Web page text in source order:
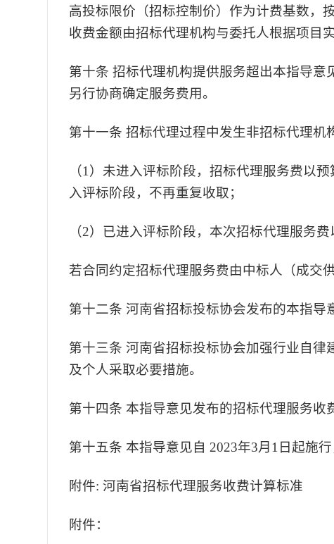
高投标限价（招标控制价）作为计费基数，
收费金额由招标代理机构与委托人根据项目
第十条 招标代理机构提供服务超出本指导意
另行协商确定服务费用。
第十一条 招标代理过程中发生非招标代理机
（1）未进入评标阶段，招标代理服务费以
入评标阶段，不再重复收取；
（2）已进入评标阶段，本次招标代理服务
若合同约定招标代理服务费由中标人（成交
第十二条 河南省招标投标协会发布的本指导
第十三条 河南省招标投标协会加强行业自律
及个人采取必要措施。
第十四条 本指导意见发布的招标代理服务收
第十五条 本指导意见自 2023年3月1日起施
附件: 河南省招标代理服务收费计算标准
附件：